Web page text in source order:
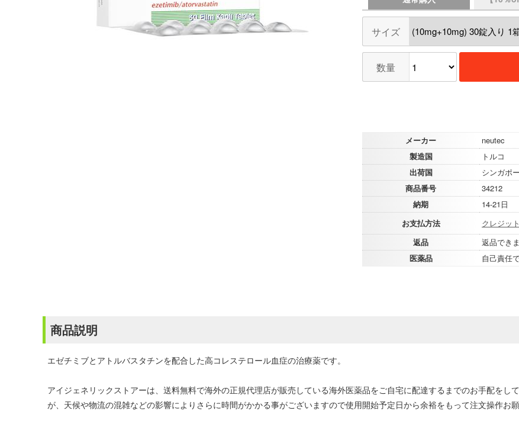
サイズ
数量
メーカー
neutec
製造国
トルコ
出荷国
シンガポ
商品番号
34212
納期
14-21日
お支払方法
クレジッ
返品
返品でき
医薬品
自己責任
商品説明
エゼチミブとアトルバスタチンを配合した高コレステロール血症の治療薬です。
アイジェネリックストアーは、送料無料で海外の正規代理店が販売している海外医薬品をご自宅に配達するまでのお手配をし
が、天候や物流の混雑などの影響によりさらに時間がかかる事がございますので使用開始予定日から余裕をもって注文操作お願